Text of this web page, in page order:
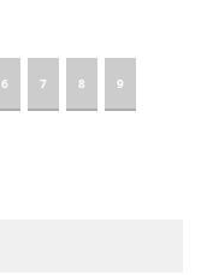
6 7 8 9